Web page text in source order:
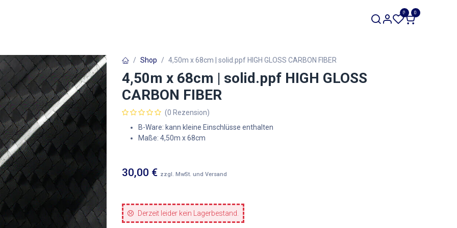
0 0
Shop 4,50m x 68cm | solid.ppf HIGH GLOSS CARBON FIBER
4,50m x 68cm | solid.ppf HIGH GLOSS
CARBON FIBER
(0 Rezension)
B-Ware: kann kleine Einschlüsse enthalten
Maße: 4,50m x 68cm
30,00 € zzgl. MwSt. und Versand
Derzeit leider kein Lagerbestand.